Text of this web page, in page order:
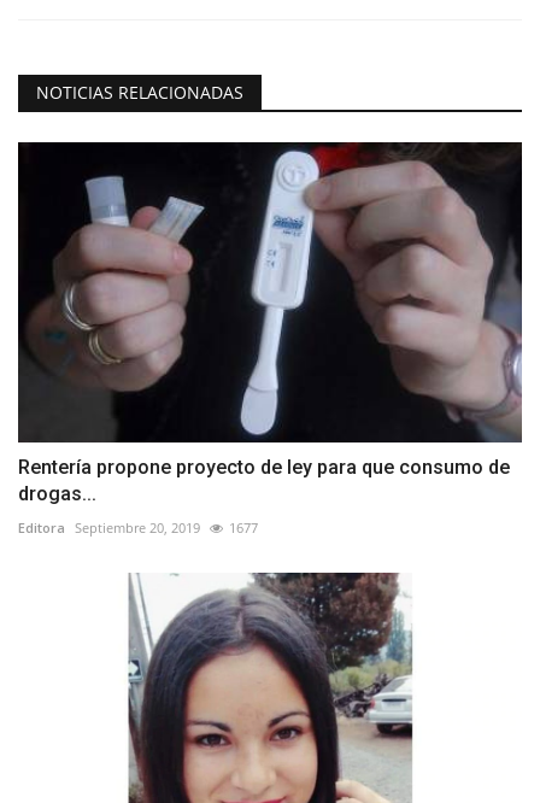
NOTICIAS RELACIONADAS
Rentería propone proyecto de ley para que consumo de
drogas...
Editora Septiembre 20, 2019 1677